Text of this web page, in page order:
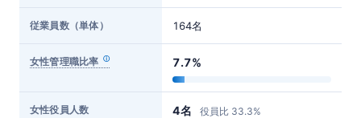
従業員数（単体） 164名
女性管理職比率 7.7%
女性役員人数 4名 役員比 33.3%